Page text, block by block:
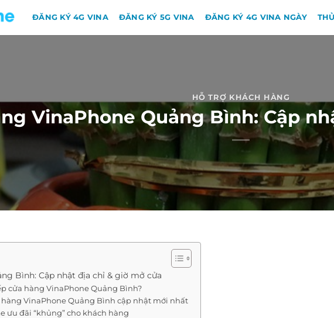
ĐĂNG KÝ 4G VINA ĐĂNG KÝ 5G VINA ĐĂNG KÝ 4G VINA NGÀY
HỖ TRỢ KHÁCH HÀNG
VinaPhone Quảng Bình: Cập
Bình: Cập nhật địa chỉ & giờ mở cửa
cửa hàng VinaPhone Quảng Bình?
hàng VinaPhone Quảng Bình cập nhật mới nhất
ưu đãi “khủng” cho khách hàng